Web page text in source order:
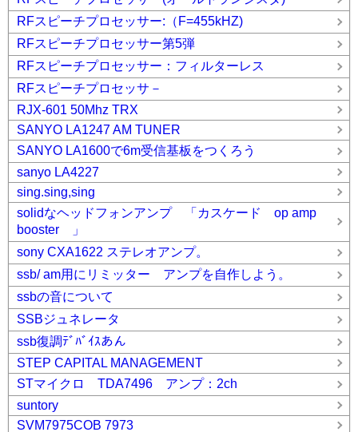
RFスピーチプロセッサー:（F=455kHZ)
RFスピーチプロセッサー第5弾
RFスピーチプロセッサー：フィルターレス
RFスピーチプロセッサ－
RJX-601 50Mhz TRX
SANYO LA1247 AM TUNER
SANYO LA1600で6m受信基板をつくろう
sanyo LA4227
sing.sing,sing
solidなヘッドフォンアンプ 「カスケード op amp
booster 」
sony CXA1622 ステレオアンプ。
ssb/ am用にリミッター アンプを自作しよう。
ssbの音について
SSBジュネレータ
ssb復調ﾃﾞﾊﾞｲｽあん
STEP CAPITAL MANAGEMENT
STマイクロ TDA7496 アンプ：2ch
suntory
SVM7975COB 7973